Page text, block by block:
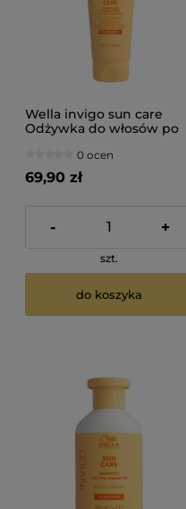
Wella invigo sun care
Odżywka do włosów po
0 ocen
69,90 zł
- +
szt.
do koszyka